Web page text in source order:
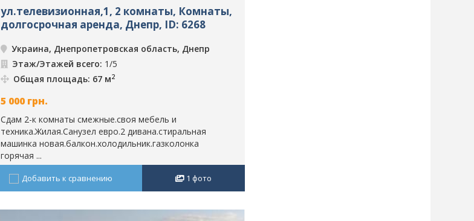
ул.телевизионная,1, 2 комнаты, Комнаты,
долгосрочная аренда, Днепр, ID: 6268
Украина, Днепропетровская область, Днепр
Этаж/Этажей всего: 1/5
Общая площадь: 67 м2
5 000 грн.
Сдам 2-к комнаты смежные.своя мебель и
техника.Жилая.Санузел евро.2 дивана.стиральная
машинка новая.балкон.холодильник.газколонка
горячая ...
Добавить к сравнению 1 фото